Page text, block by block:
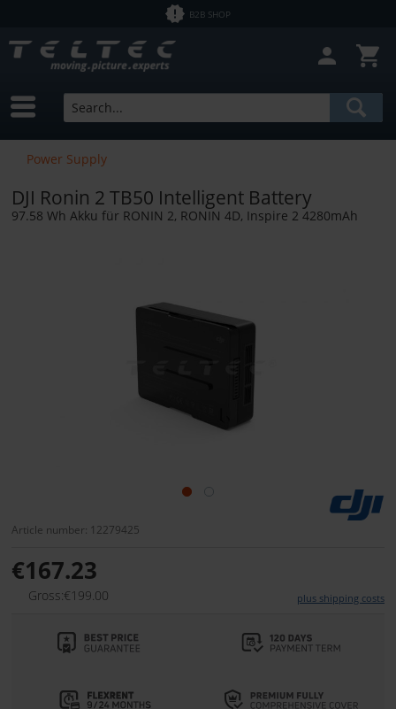
B2B SHOP
Power Supply
DJI Ronin 2 TB50 Intelligent Battery
97.58 Wh Akku für RONIN 2, RONIN 4D, Inspire 2 4280mAh
Article number: 12279425
€167.23
Gross:€199.00 plus shipping costs